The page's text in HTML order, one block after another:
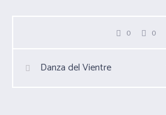
0 0
Danza del Vientre